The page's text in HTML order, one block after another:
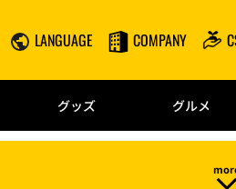
LANGUAGE COMPANY
グッズ グルメ